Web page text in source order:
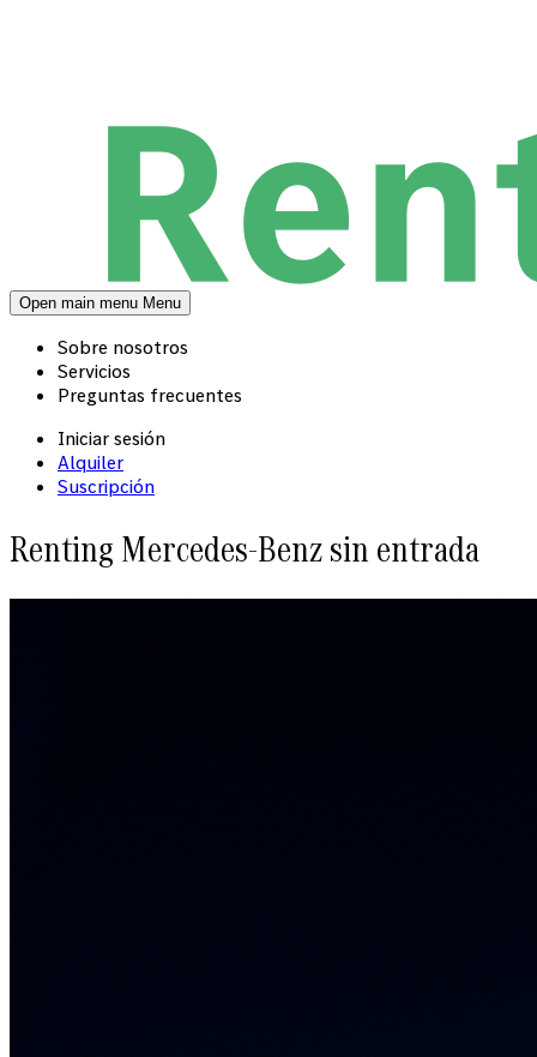
Open main menu Menu
Sobre nosotros
Servicios
Preguntas frecuentes
Iniciar sesión
Alquiler
Suscripción
Renting Mercedes-Benz sin entrada